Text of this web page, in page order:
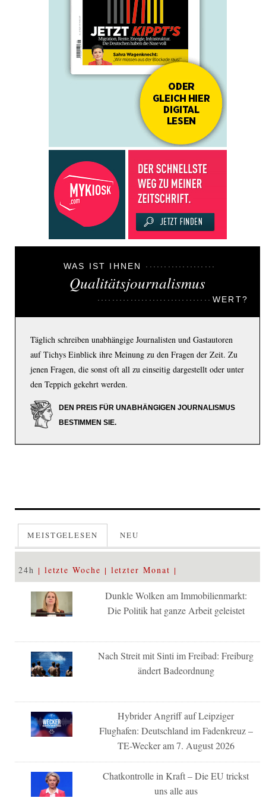
WAS IST IHNEN
Qualitätsjournalismus
WERT?
Täglich schreiben unabhängige Journalisten und Gastautoren
auf Tichys Einblick ihre Meinung zu den Fragen der Zeit. Zu
jenen Fragen, die sonst oft all zu einseitig dargestellt oder unter
den Teppich gekehrt werden.
DEN PREIS FÜR UNABHÄNGIGEN JOURNALISMUS
BESTIMMEN SIE.
MEISTGELESEN NEU
24h letzte Woche letzter Monat
Dunkle Wolken am Immobilienmarkt:
Die Politik hat ganze Arbeit geleistet
Nach Streit mit Sinti im Freibad: Freiburg
ändert Badeordnung
Hybrider Angriff auf Leipziger
Flughafen: Deutschland im Fadenkreuz –
TE-Wecker am 7. August 2026
Chatkontrolle in Kraft – Die EU trickst
uns alle aus